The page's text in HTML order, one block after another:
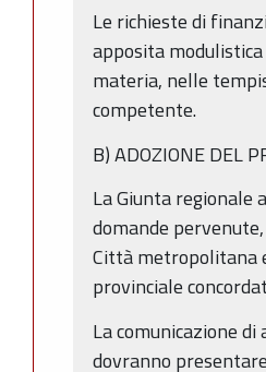
Le richieste di
apposita
materia, nelle
competente.
B) ADOZIONE DEL
La Giunta regionale
domande
Città metropolitana
provinciale
La comunicazione
dovranno